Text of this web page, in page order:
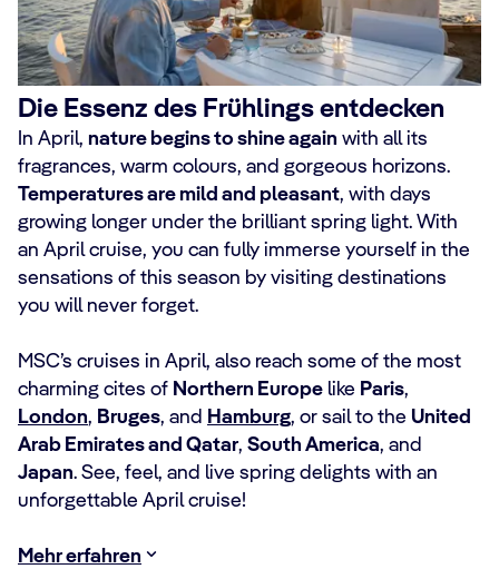
Die Essenz des Frühlings entdecken
In April, nature begins to shine again with all its
fragrances, warm colours, and gorgeous horizons.
Temperatures are mild and pleasant, with days
growing longer under the brilliant spring light. With
an April cruise, you can fully immerse yourself in the
sensations of this season by visiting destinations
you will never forget.
MSC’s cruises in April, also reach some of the most
charming cites of Northern Europe like Paris,
London, Bruges, and Hamburg, or sail to the United
Arab Emirates and Qatar, South America, and
Japan. See, feel, and live spring delights with an
unforgettable April cruise!
Mehr erfahren